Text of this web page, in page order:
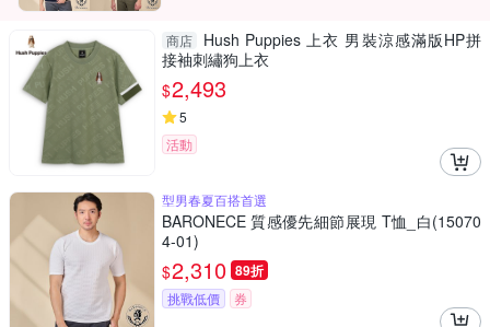
商店
Hush Puppies 上衣 男裝涼感滿版HP拼
接袖刺繡狗上衣
$2,493
5
活動
型男春夏百搭首選
BARONECE 質感優先細節展現 T恤_白(15070
4-01)
$2,310 89折
挑戰低價 券